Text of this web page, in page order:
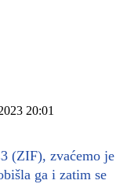
20:01
(ZIF), zvaćemo je
ga i zatim se